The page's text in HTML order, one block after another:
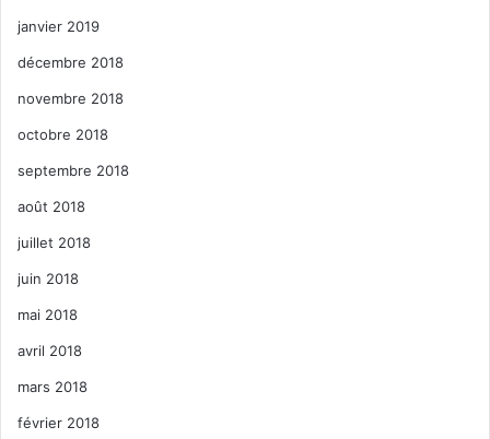
janvier 2019
décembre 2018
novembre 2018
octobre 2018
septembre 2018
août 2018
juillet 2018
juin 2018
mai 2018
avril 2018
mars 2018
février 2018